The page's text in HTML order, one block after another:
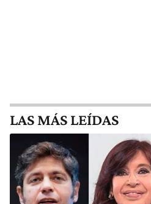
LAS MÁS LEÍDAS